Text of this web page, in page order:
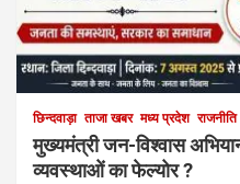
छिन्दवाड़ा ताजा खबर मध्य प्रदेश राजनीति
मुख्यमंत्री जन-विश्वास
व्यवस्थाओं का फेल्योर ?